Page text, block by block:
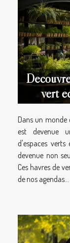
vert
Dans un monde
est devenue
d'espaces verts
devenue non
Ces havres de
de nos agendas...